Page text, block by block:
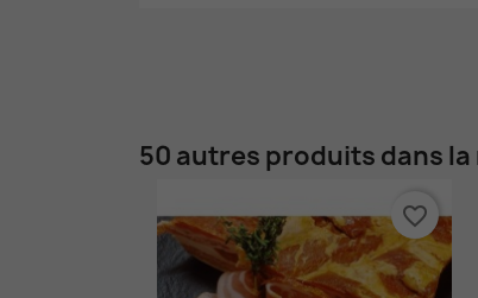
50 autres produits dans
favorite_border